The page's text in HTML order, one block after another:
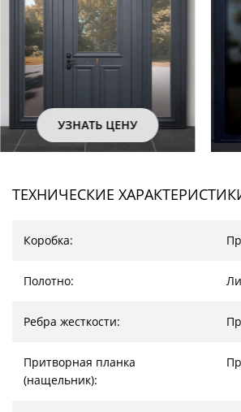
УЗНАТЬ ЦЕНУ
ТЕХНИЧЕСКИЕ
Коробка:
Полотно:
Ребра жесткости:
Притворная планка
(нащельник):